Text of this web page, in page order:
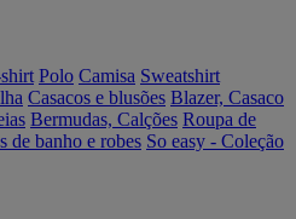
Polo Camisa Sweatshirt
Casacos e blusões Blazer, Casaco
Bermudas, Calções Roupa de
de banho e robes So easy - Coleção